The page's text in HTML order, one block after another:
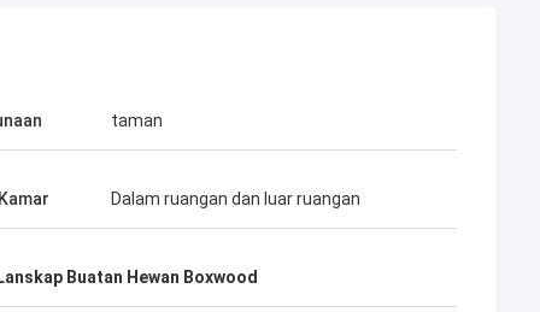
taman
Dalam ruangan dan luar ruangan
Buatan Hewan Boxwood